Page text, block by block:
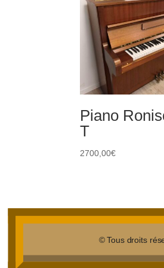
Piano
T
2700,00€
© Tous droits